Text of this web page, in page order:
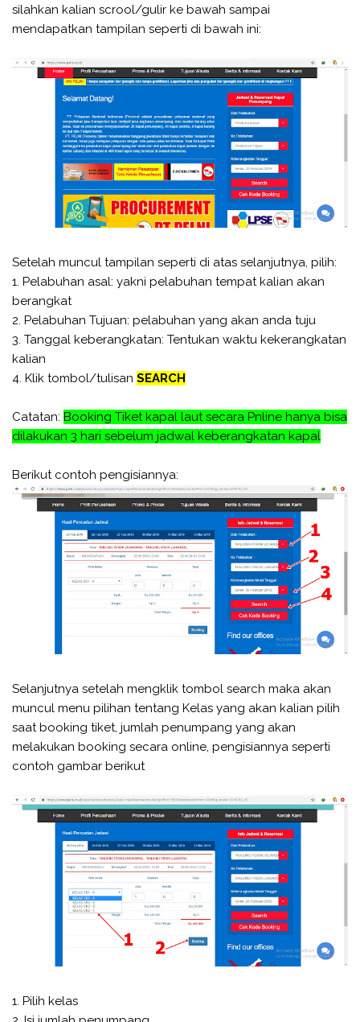
silahkan kalian scrool/gulir ke bawah sampai
mendapatkan tampilan seperti di bawah ini:
Setelah muncul tampilan seperti di atas selanjutnya, pilih:
1. Pelabuhan asal: yakni pelabuhan tempat kalian akan
berangkat
2. Pelabuhan Tujuan: pelabuhan yang akan anda tuju
3. Tanggal keberangkatan: Tentukan waktu kekerangkatan
kalian
4. Klik tombol/tulisan SEARCH
Catatan: Booking Tiket kapal laut secara Pnline hanya bisa
dilakukan 3 hari sebelum jadwal keberangkatan kapal
Berikut contoh pengisiannya:
Selanjutnya setelah mengklik tombol search maka akan
muncul menu pilihan tentang Kelas yang akan kalian pilih
saat booking tiket, jumlah penumpang yang akan
melakukan booking secara online, pengisiannya seperti
contoh gambar berikut
1. Pilih kelas